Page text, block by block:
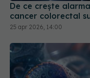
De ce crește
cancer colorectal
25 apr 2026, 14:00